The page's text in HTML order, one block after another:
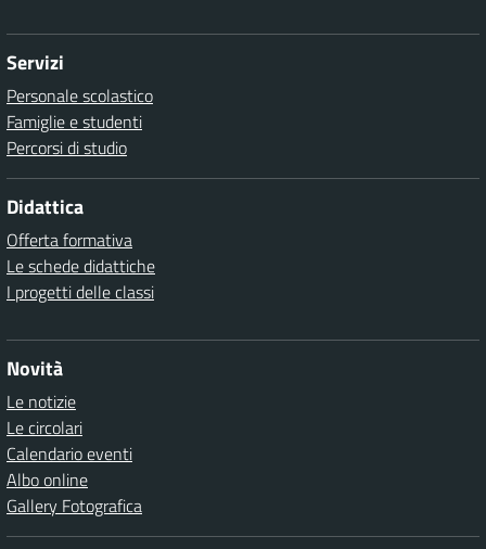
Servizi
Personale scolastico
Famiglie e studenti
Percorsi di studio
Didattica
Offerta formativa
Le schede didattiche
I progetti delle classi
Novità
Le notizie
Le circolari
Calendario eventi
Albo online
Gallery Fotografica